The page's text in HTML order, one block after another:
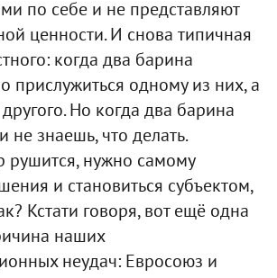
по себе и не представляют
ценности. И снова типичная
когда два барина
прислужиться одному из них, а
Но когда два барина
не знаешь, что делать.
нужно самому
и становиться субъектом,
Кстати говоря, вот ещё одна
наших
неудач: Евросоюз и